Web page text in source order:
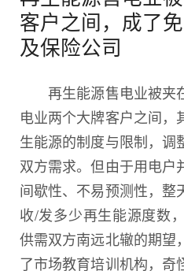
客户之间，成了
及保险公司
再生能源售电业被夹
电业两个大牌客户之间
生能源的制度与限制，调
双方需求。但由于用电户
间歇性、不易预测性，整
收/发多少再生能源度数
供需双方南远北辙的期望
了市场教育培训机构，奇